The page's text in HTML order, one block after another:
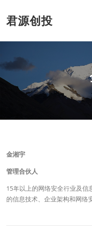
content
君源创投
金湘宇
管理合伙人
15年以上的网络安全行业及信
的信息技术、企业架构和网络